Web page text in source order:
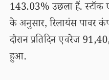
143.03% उछला हैं.
के अनुसार, रिलायंस पावर
दौरान प्रतिदिन एवरेज
हुआ.